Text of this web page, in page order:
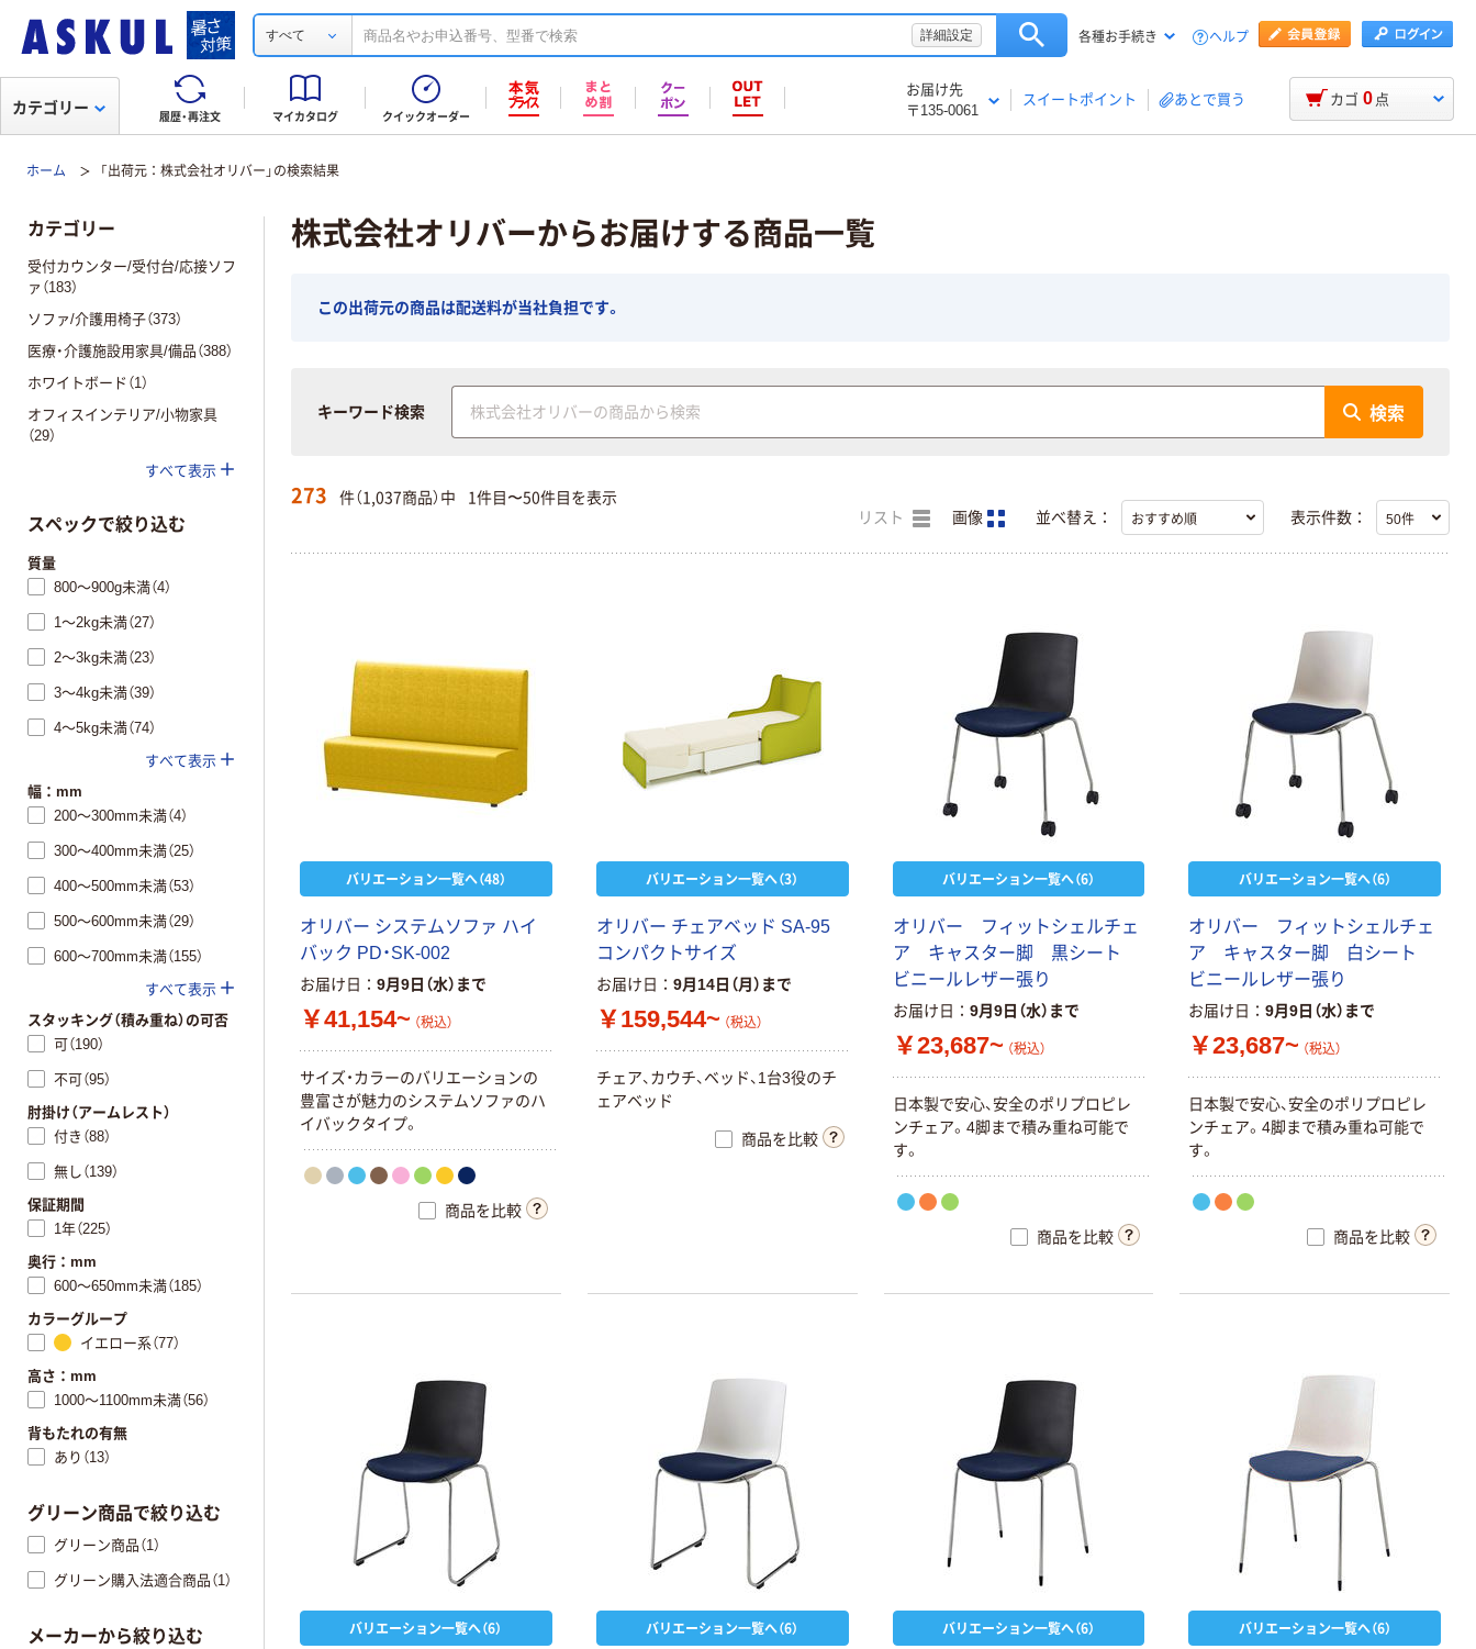
すべて 詳細設定 各種お手続き ヘルプ
履歴・再注文 マイカタログ クイックオーダー
お届け先
〒135-0061
スイートポイント あとで買う
カテゴリー カゴ 0 点
ホーム 「出荷元：株式会社オリバー」の検索結果
株式会社オリバーからお届けする商品一覧
この出荷元の商品は配送料が当社負担です。
キーワード検索 検索
273 件（1,037商品）中 1件目〜50件目を表示
リスト 画像 並べ替え： 表示件数：
バリエーション一覧へ（48）
オ リ バー シ ステムソ フ ァ ハイ
バック PD・SK-002
お届け日 9月9日（水）まで
￥41,154~ （税込）
サイ ズ・カ ラーのバリ エーシ ョ ンの
豊富さが魅力のシステ ムソ フ ァのハ
イ バックタイプ。
商品を比較
バリエーション一覧へ（3）
オ リ バー チ ェ アベ ッ ド SA-95
コ ンパク トサイ ズ
お届け日 9月14日（月）まで
￥159,544~ （税込）
チェア、 カ ウチ、 ベッ ド、 1 台3役のチ
ェアベッ ド
商品を比較
バリエーション一覧へ（6）
オ リ バー フ ィ ッ トシ ェ ルチ ェ
ア
キャ スター脚 黒シー ト
ビニール レザー張り
お届け日 9月9日（水）まで
￥23,687~ （税込）
日本製で安心、安全のポ リ プロ ピ レ
ンチェア。 4脚まで積み重ね可能で
す。
商品を比較
バリエーション一覧へ（6）
オ リ バー フ ィ ッ トシ ェ ルチ ェ
ア
キャ スター脚 白シー ト
ビニール レザー張り
お届け日 9月9日（水）まで
￥23,687~ （税込）
日本製で安心、安全のポ リ プロ ピ レ
ンチェア。4脚まで積み重ね可能で
す。
商品を比較
バリエーション一覧へ（6） バリエーション一覧へ（6） バリエーション一覧へ（6） バリエーション一覧へ（6）
カテゴリー
受付カウンター/受付台/応接ソフ
ァ（183）
ソファ/介護用椅子（373）
医療・介護施設用家具/備品（388）
ホワイトボード（1）
オフィスインテリア/小物家具
（29）
すべて表示
スペックで絞り込む
質量
800～900g未満（4）
1～2kg未満（27）
2～3kg未満（23）
3～4kg未満（39）
4～5kg未満（74）
すべて表示
幅：mm
200～300mm未満（4）
300～400mm未満（25）
400～500mm未満（53）
500～600mm未満（29）
600～700mm未満（155）
すべて表示
スタッキング（積み重ね）の可否
可（190）
不可（95）
肘掛け（アームレスト）
付き（88）
無し（139）
保証期間
1年（225）
奥行：mm
600～650mm未満（185）
カラーグループ
イエロー系（77）
高さ：mm
1000～1100mm未満（56）
背もたれの有無
あり（13）
グリーン商品で絞り込む
グリーン商品（1）
グリーン購入法適合商品（1）
メーカーから絞り込む